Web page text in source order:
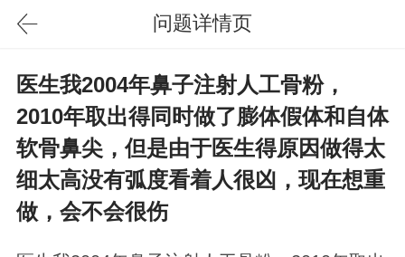
问题详情页
医生我2004年鼻子注射人工骨粉，
2010年取出得同时做了膨体假体和自体
软骨鼻尖，但是由于医生得原因做得太
细太高没有弧度看着人很凶，现在想重
做，会不会很伤